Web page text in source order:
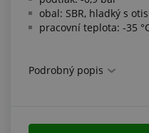
obal: SBR, hladký s
pracovní teplota: -35
Podrobný popis